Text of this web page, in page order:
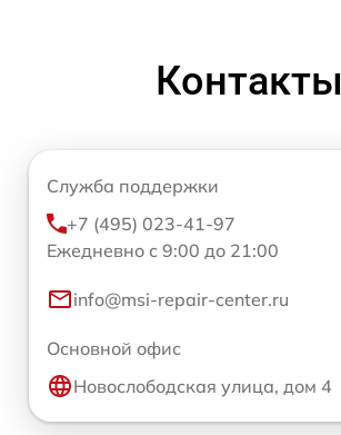
Контакты
Служба поддержки
+7 (495) 023-41-97
Ежедневно с 9:00 до 21:00
info@msi-repair-center.ru
Основной офис
Новослободская улица, дом 4